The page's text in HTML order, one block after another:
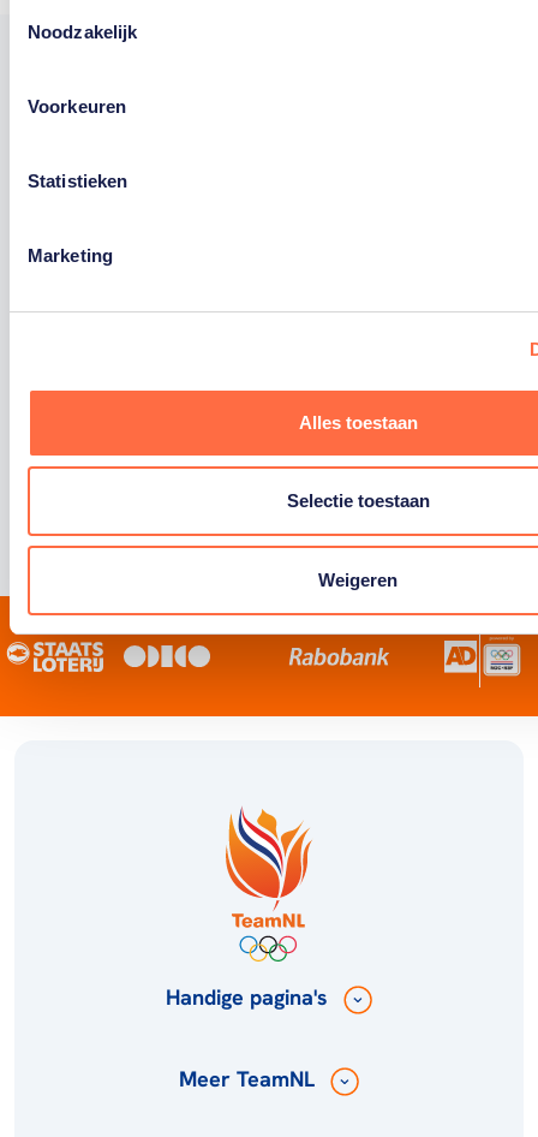
Noodzakelijk
Voorkeuren
Statistieken
Marketing
Alles toestaan
Selectie toestaan
Weigeren
TeamNL. Samen willen we Nederland het
sportiefste land van de wereld maken.
Handige pagina's
Meer TeamNL